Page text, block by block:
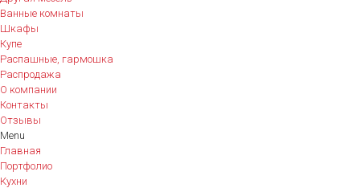
Ванные комнаты
Шкафы
Купе
Распашные, гармошка
Распродажа
О компании
Контакты
Отзывы
Menu
Главная
Портфолио
Кухни